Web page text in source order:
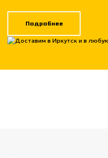
Подробнее